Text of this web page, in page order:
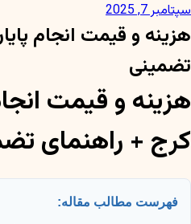
سپتامبر 7, 2025
هزینه و قیمت انجام
تضمینی
هزینه و قیمت
کرج + راهنمای
فهرست مطالب مقاله: